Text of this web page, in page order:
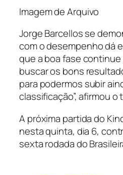
Imagem de Arquivo
Jorge Barcellos se
com o desempenho dá
que a boa fase continue
buscar os bons
para podermos subir
classificação”, afirmou o
A próxima partida do
nesta quinta, dia 6,
sexta rodada do